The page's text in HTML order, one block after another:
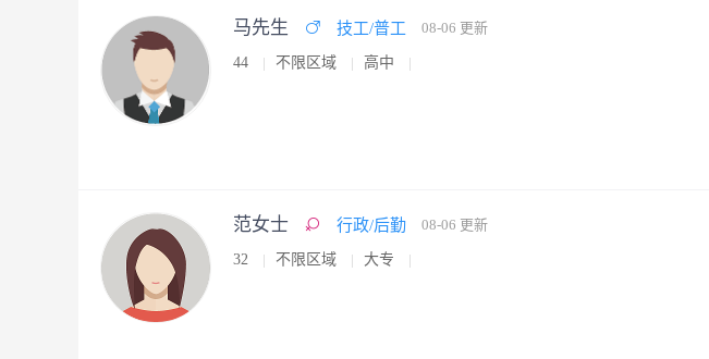
马先生 技工/普工 08-06 更新
44 不限区域 高中
范女士 行政/后勤 08-06 更新
32 不限区域 大专